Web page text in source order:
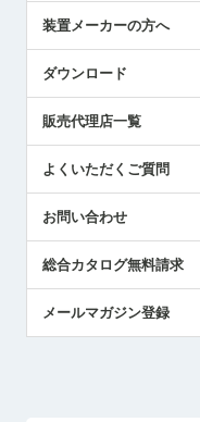
採用情報
国/地域/言語
エアマイクロセンサ製品
メトロールの技術
社員ブログ
中小企業のBCP地震対策
センサのテクニカルガイド
社長ブログ
装置メーカーの方へ
ダウンロード
販売代理店一覧
よくいただくご質問
お問い合わせ
総合カタログ無料請求
メールマガジン登録